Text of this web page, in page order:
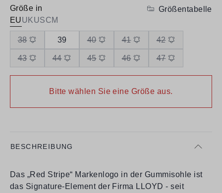
Größe in
EUUKUSCM
Größentabelle
38 39 40 41 42
43 44 45 46 47
Bitte wählen Sie eine Größe aus.
BESCHREIBUNG
Das „Red Stripe“ Markenlogo in der Gummisohle ist
das Signature-Element der Firma LLOYD - seit